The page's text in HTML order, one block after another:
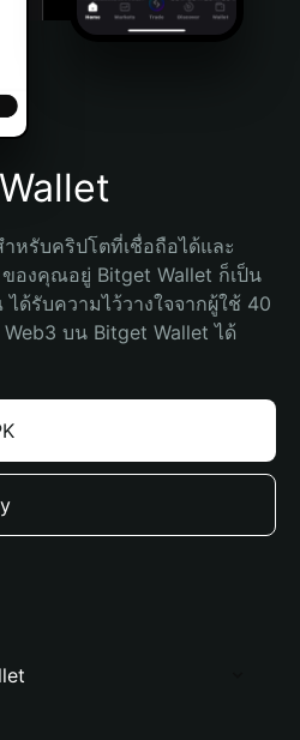
หรับคริปโตที่เชื่อถือได้และ
องคุณอยู่ Bitget Wallet ก็เป็น
ด้รับความไว้วางใจจากผู้ใช้ 40
บน Bitget Wallet ได้